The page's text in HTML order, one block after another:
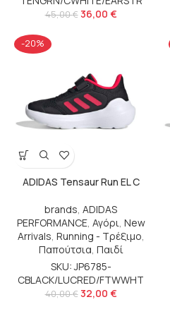
45,00€ 36,00 €
ADIDAS Tensaur Run EL C
brands, ADIDAS
PERFORMANCE, Αγόρι, New
Arrivals, Running - Τρέξιμο,
Παπούτσια, Παιδί
SKU: JP6785-
CBLACK/LUCRED/FTWWHT
40,00€ 32,00 €
-20%